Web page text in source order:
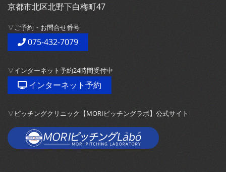
京都市北区北野下白梅町47
▽ご予約・お問合せ番号
075-432-7079
▽インターネット予約24時間受付中
インターネット予約
▽ピッチングクリニック【MORIピッチングラボ】公式サイト